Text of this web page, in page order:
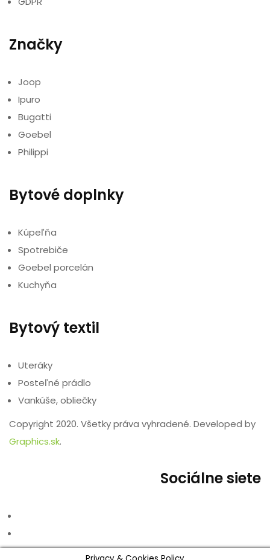
Značky
Joop
Ipuro
Bugatti
Goebel
Philippi
Bytové doplnky
Kúpeľňa
Spotrebiče
Goebel porcelán
Kuchyňa
Bytový textil
Uteráky
Posteľné prádlo
Vankúše, obliečky
Copyright 2020. Všetky práva vyhradené. Developed by
Graphics.sk.
Sociálne siete